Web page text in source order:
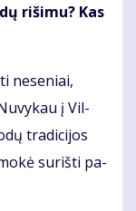
ri­ši­mu? Kas
ne­se­niai,
į Vil­
tra­di­ci­jos
su­riš­ti pa­